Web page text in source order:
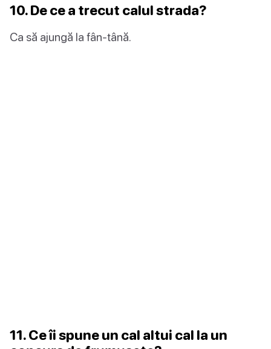
10. De ce a trecut calul strada?
Ca să ajungă la fân-tână.
11. Ce îi spune un cal altui cal la un